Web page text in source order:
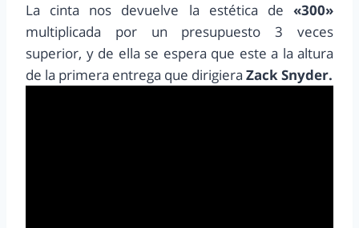
La cinta nos devuelve la estética de «300»
multiplicada por un presupuesto 3 veces
superior, y de ella se espera que este a la altura
de la primera entrega que dirigiera Zack Snyder.